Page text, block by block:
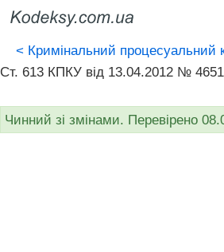
< Кримінальний процесуальний
Ст. 613 КПКУ від 13.04.2012 №
Чинний зі змінами. Перевірено